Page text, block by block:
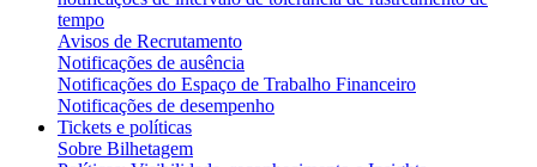
tempo
Avisos de Recrutamento
Notificações de ausência
Notificações do Espaço de Trabalho Financeiro
Notificações de desempenho
Tickets e políticas
Sobre Bilhetagem